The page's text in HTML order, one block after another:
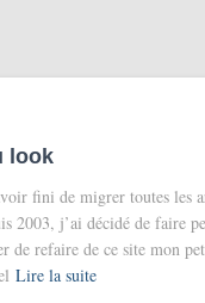
look
fini de migrer toutes les
2003, j’ai décidé de faire
de refaire de ce site mon
Lire la suite